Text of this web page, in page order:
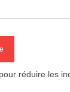
réduire les